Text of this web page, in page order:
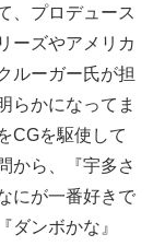
、プロデュース
ーズやアメリカ
ルーガー氏が担
らかになってま
CGを駆使して
から、『宇多さ
にが一番好きで
ダンボかな』